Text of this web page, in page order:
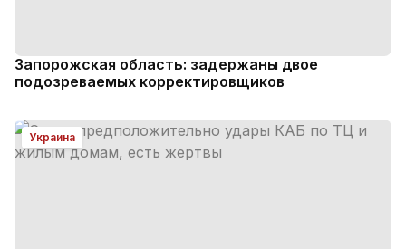
Запорожская область: задержаны двое
подозреваемых корректировщиков
Украина